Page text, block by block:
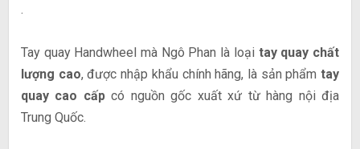
.
Tay quay Handwheel mà Ngô Phan là loại tay quay chất
lượng cao, được nhập khẩu chính hãng, là sản phẩmtay
quay cao cấpcó nguồn gốc xuất xứ từ hàng nội địa
Trung Quốc.